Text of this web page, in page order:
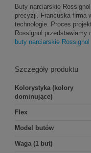
Buty narciarskie
precyzji. Francuska firma
technologie. Proces
Rossignol przedstawiamy
buty narciarskie Rossignol
Szczegóły produktu
Kolorystyka (kolory
dominujące)
Flex
Model butów
Waga (1 but)